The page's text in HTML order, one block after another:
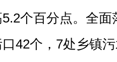
个百分点。全
42个，7处乡镇